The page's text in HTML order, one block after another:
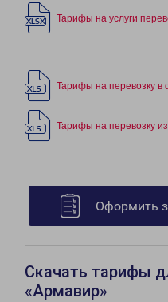
Тарифы на услуги
Тарифы на перевозку в
Тарифы на перевозку
Оформить
Скачать тарифы
«Армавир»